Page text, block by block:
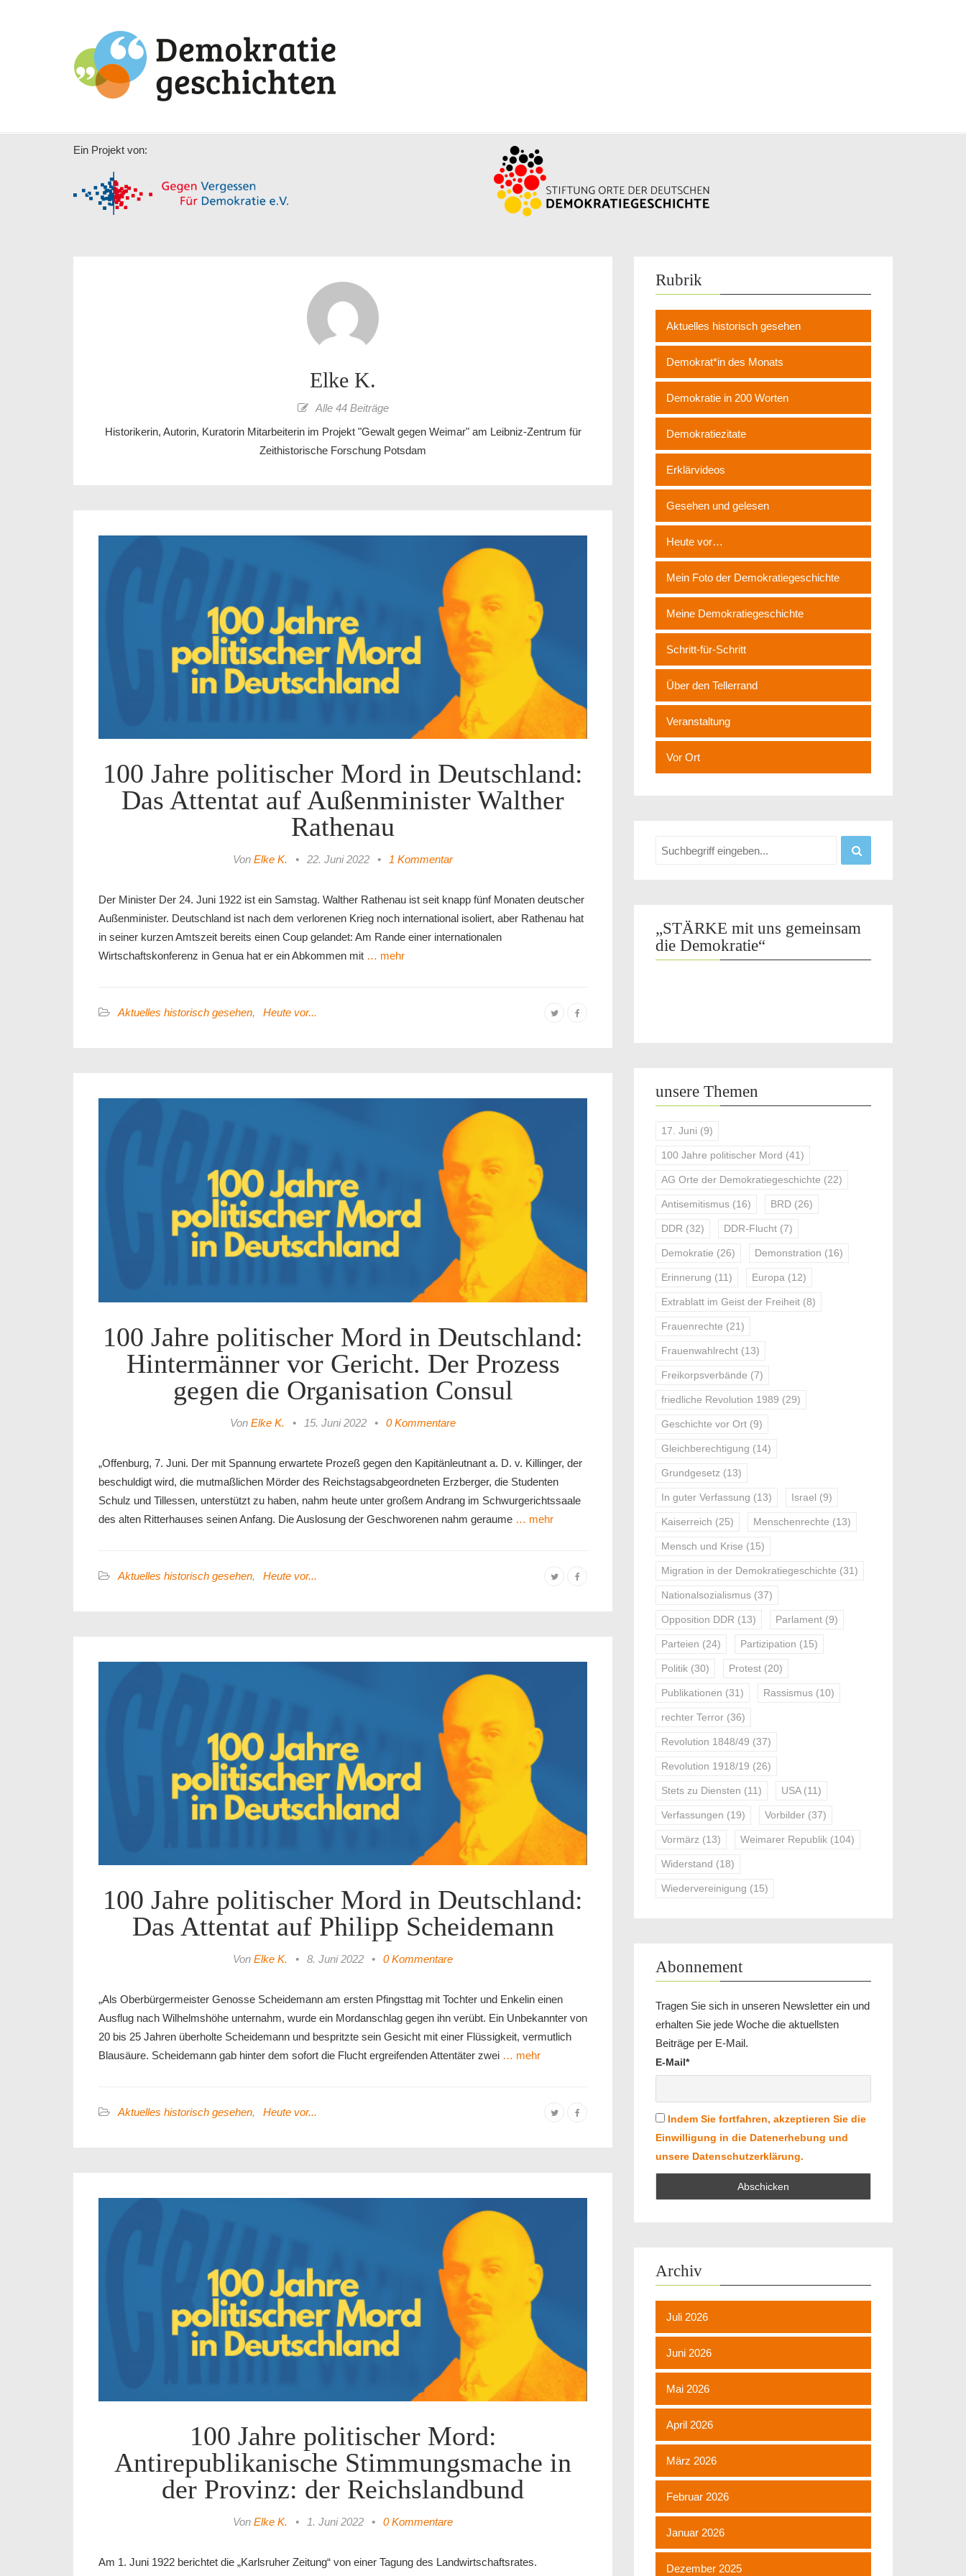
Ein Projekt von:
Elke K.
Alle 44 Beiträge
Historikerin, Autorin, Kuratorin Mitarbeiterin im Projekt "Gewalt gegen Weimar" am Leibniz-Zentrum für
Zeithistorische Forschung Potsdam
100 Jahre politischer Mord in Deutschland:
Das Attentat auf Außenminister Walther
Rathenau
Von Elke K. • 22. Juni 2022 • 1 Kommentar
Der Minister Der 24. Juni 1922 ist ein Samstag. Walther Rathenau ist seit knapp fünf Monaten deutscher
Außenminister. Deutschland ist nach dem verlorenen Krieg noch international isoliert, aber Rathenau hat
in seiner kurzen Amtszeit bereits einen Coup gelandet: Am Rande einer internationalen
Wirtschaftskonferenz in Genua hat er ein Abkommen mit … mehr
Aktuelles historisch gesehen, Heute vor...
100 Jahre politischer Mord in Deutschland:
Hintermänner vor Gericht. Der Prozess
gegen die Organisation Consul
Von Elke K. • 15. Juni 2022 • 0 Kommentare
„Offenburg, 7. Juni. Der mit Spannung erwartete Prozeß gegen den Kapitänleutnant a. D. v. Killinger, der
beschuldigt wird, die mutmaßlichen Mörder des Reichstagsabgeordneten Erzberger, die Studenten
Schulz und Tillessen, unterstützt zu haben, nahm heute unter großem Andrang im Schwurgerichtssaale
des alten Ritterhauses seinen Anfang. Die Auslosung der Geschworenen nahm geraume … mehr
Aktuelles historisch gesehen, Heute vor...
100 Jahre politischer Mord in Deutschland:
Das Attentat auf Philipp Scheidemann
Von Elke K. • 8. Juni 2022 • 0 Kommentare
„Als Oberbürgermeister Genosse Scheidemann am ersten Pfingsttag mit Tochter und Enkelin einen
Ausflug nach Wilhelmshöhe unternahm, wurde ein Mordanschlag gegen ihn verübt. Ein Unbekannter von
20 bis 25 Jahren überholte Scheidemann und bespritzte sein Gesicht mit einer Flüssigkeit, vermutlich
Blausäure. Scheidemann gab hinter dem sofort die Flucht ergreifenden Attentäter zwei … mehr
Aktuelles historisch gesehen, Heute vor...
100 Jahre politischer Mord:
Antirepublikanische Stimmungsmache in
der Provinz: der Reichslandbund
Von Elke K. • 1. Juni 2022 • 0 Kommentare
Am 1. Juni 1922 berichtet die „Karlsruher Zeitung“ von einer Tagung des Landwirtschaftsrates.
Rubrik
Aktuelles historisch gesehen
Demokrat*in des Monats
Demokratie in 200 Worten
Demokratiezitate
Erklärvideos
Gesehen und gelesen
Heute vor…
Mein Foto der Demokratiegeschichte
Meine Demokratiegeschichte
Schritt-für-Schritt
Über den Tellerrand
Veranstaltung
Vor Ort
„STÄRKE mit uns gemeinsam
die Demokratie“
unsere Themen
17. Juni (9)
100 Jahre politischer Mord (41)
AG Orte der Demokratiegeschichte (22)
Antisemitismus (16) BRD (26)
DDR (32) DDR-Flucht (7)
Demokratie (26) Demonstration (16)
Erinnerung (11) Europa (12)
Extrablatt im Geist der Freiheit (8)
Frauenrechte (21)
Frauenwahlrecht (13)
Freikorpsverbände (7)
friedliche Revolution 1989 (29)
Geschichte vor Ort (9)
Gleichberechtigung (14)
Grundgesetz (13)
In guter Verfassung (13) Israel (9)
Kaiserreich (25) Menschenrechte (13)
Mensch und Krise (15)
Migration in der Demokratiegeschichte (31)
Nationalsozialismus (37)
Opposition DDR (13) Parlament (9)
Parteien (24) Partizipation (15)
Politik (30) Protest (20)
Publikationen (31) Rassismus (10)
rechter Terror (36)
Revolution 1848/49 (37)
Revolution 1918/19 (26)
Stets zu Diensten (11) USA(11)
Verfassungen (19) Vorbilder (37)
Vormärz (13) Weimarer Republik (104)
Widerstand (18)
Wiedervereinigung (15)
Abonnement
Tragen Sie sich in unseren Newsletter ein und
erhalten Sie jede Woche die aktuellsten
Beiträge per E-Mail.
E-Mail*
Indem Sie fortfahren, akzeptieren Sie die
Einwilligung in die Datenerhebung und
unsere Datenschutzerklärung.
Archiv
Juli 2026
Juni 2026
Mai 2026
April 2026
März 2026
Februar 2026
Januar 2026
Dezember 2025